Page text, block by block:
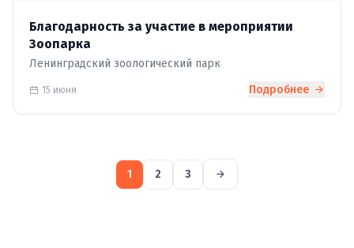
Благодарность за участие в мероприятии
Зоопарка
Ленинградский зоологический парк
15 июня Подробнее
1 2 3